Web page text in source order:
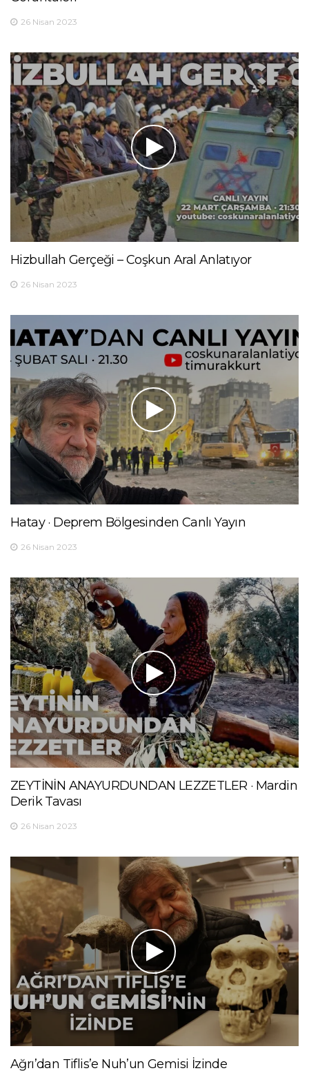
26 Nisan 2023
Hizbullah Gerçeği – Coşkun Aral Anlatıyor
26 Nisan 2023
Hatay · Deprem Bölgesinden Canlı Yayın
26 Nisan 2023
ZEYTİNİN ANAYURDUNDAN LEZZETLER · Mardin
Derik Tavası
26 Nisan 2023
Ağrı’dan Tiflis’e Nuh’un Gemisi İzinde